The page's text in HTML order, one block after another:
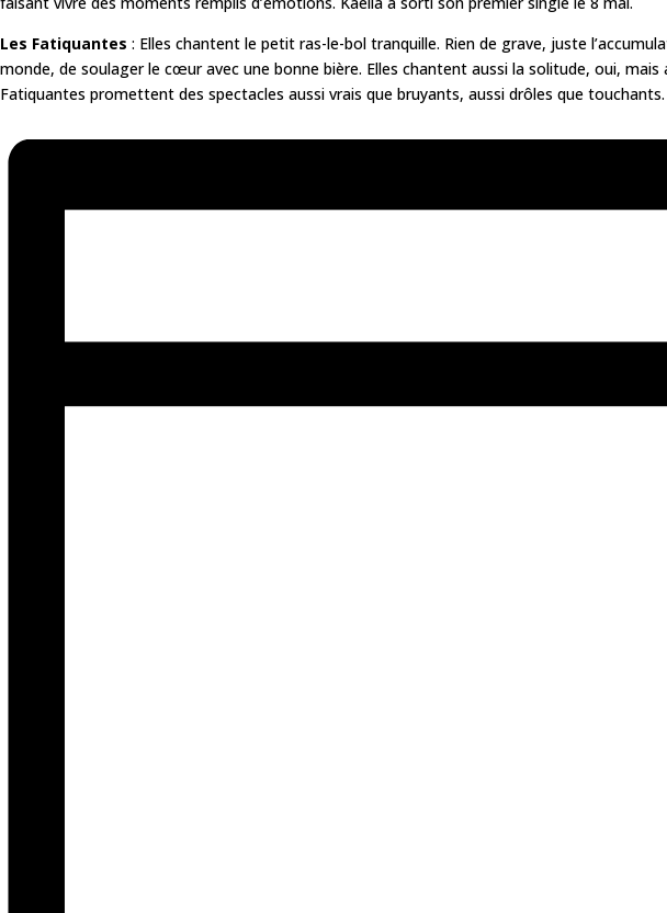
Les Fatiquantes : Elles chantent le petit ras-le-bol tranquille. Rien de grave, juste
monde, de soulager le cœur avec une bonne bière. Elles chantent aussi la solitude, oui,
Fatiquantes promettent des spectacles aussi vrais que bruyants, aussi drôles que